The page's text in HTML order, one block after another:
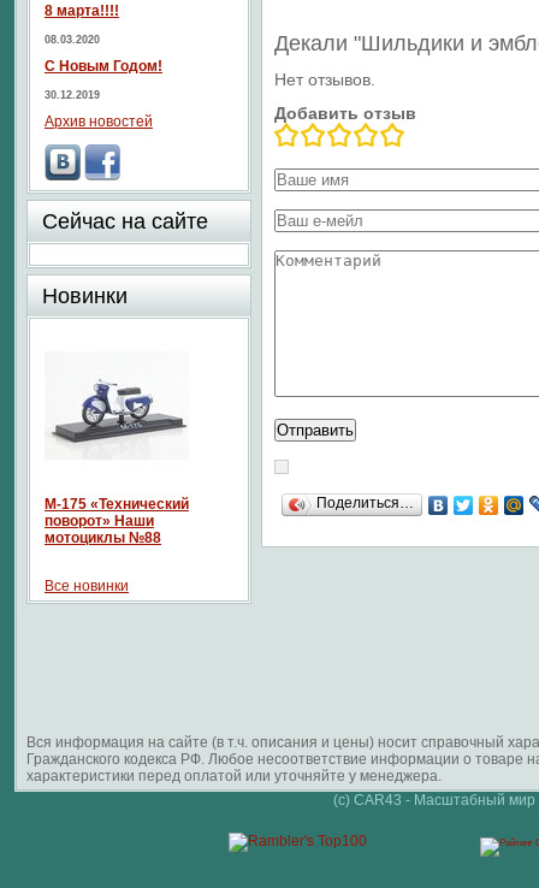
Декали "Шильдики и
Нет отзывов.
Добавить отзыв
Поделиться…
8 марта!!!!
08.03.2020
С Новым Годом!
30.12.2019
Архив новостей
Сейчас на сайте
Новинки
М-175 «Технический
поворот» Наши
мотоциклы №88
Все новинки
Вся информация на сайте (в т.ч. описания и цены) носит справочный
Гражданского кодекса РФ. Любое несоответствие информации о
характеристики перед оплатой или уточняйте у менеджера.
(c) CAR43 - Масштабный мир